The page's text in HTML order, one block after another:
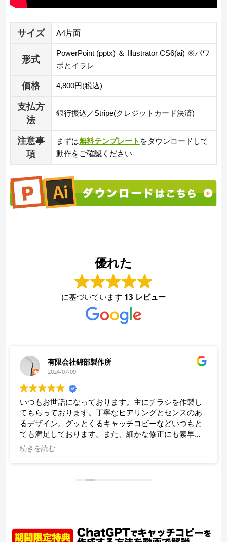
サイズ A4片面
形式
PowerPoint (pptx) ＆ Illustrator CS6(ai) ※パワ
ポとイラレ
価格 4,800円(税込)
支払方
法
銀行振込／Stripe(クレジットカード決済)
注意事
項
まずは無料テンプレート をダウンロードして
動作をご確認ください
優れた
に基づいています 13 レビュー
有限会社錦部製作所
2024-07-09
いつもお世話になっております。主にチラシを作製し
てもらっております。丁寧なヒアリングとセンスのあ
るデザイン。グッとくるキャッチコピーなどいつもと
ても満足しております。また、細かな修正にも素早く
対応していただき、助かっております。
続きを読む